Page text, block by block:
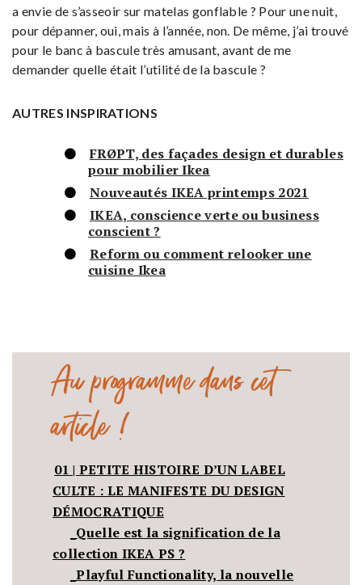
a envie de s’asseoir sur matelas gonflable ? Pour une nuit,
pour dépanner, oui, mais à l’année, non. De même, j’ai trouvé
pour le banc à bascule très amusant, avant de me
demander quelle était l’utilité de la bascule ?
AUTRES INSPIRATIONS
FRØPT, des façades design et durables
pour mobilier Ikea
Nouveautés IKEA printemps 2021
IKEA, conscience verte ou business
conscient ?
Reform ou comment relooker une
cuisine Ikea
Au programme dans cet
article !
01 | PETITE HISTOIRE D’UN LABEL
CULTE : LE MANIFESTE DU DESIGN
DÉMOCRATIQUE
_Quelle est la signification de la
collection IKEA PS ?
_Playful Functionality, la nouvelle